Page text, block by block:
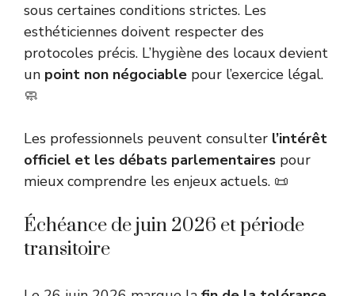
sous certaines conditions strictes. Les
esthéticiennes doivent respecter des
protocoles précis. L’hygiène des locaux devient
un point non négociable pour l’exercice légal.
🧼
Les professionnels peuvent consulter l’intérêt
officiel et les débats parlementaires pour
mieux comprendre les enjeux actuels. 📜
Échéance de juin 2026 et période
transitoire